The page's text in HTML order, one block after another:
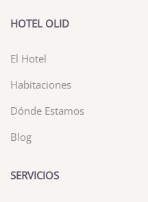
HOTEL OLID
El Hotel
Habitaciones
Dónde Estamos
Blog
SERVICIOS